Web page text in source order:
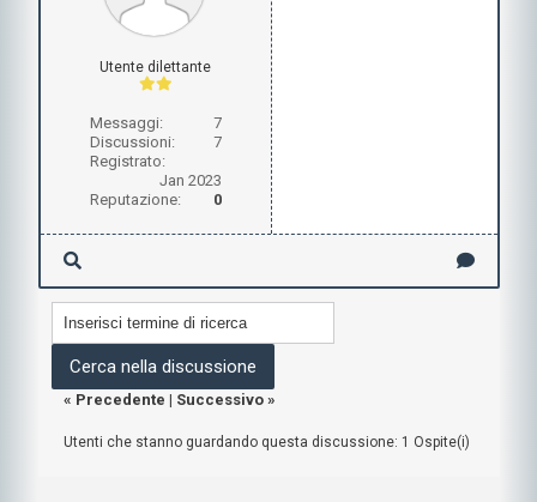
Utente dilettante
Messaggi:
7
Discussioni:
7
Registrato:
Jan 2023
Reputazione:
0
« Precedente | Successivo»
Utenti che stanno guardando questa discussione: 1 Ospite(i)